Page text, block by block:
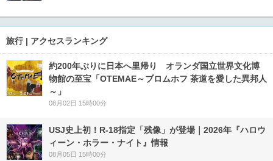
旅行 | アクセスランキング
約200年ぶりに日本へ里帰り オランダ国立世界文化博
物館の至宝「OTEMAE～ブロムホフ 茶道を愛した異邦人
～」
08月02日 15時00分
USJ史上初！R-18指定「残像」が登場｜2026年『ハロウ
ィーン・ホラー・ナイト』情報
08月05日 15時00分